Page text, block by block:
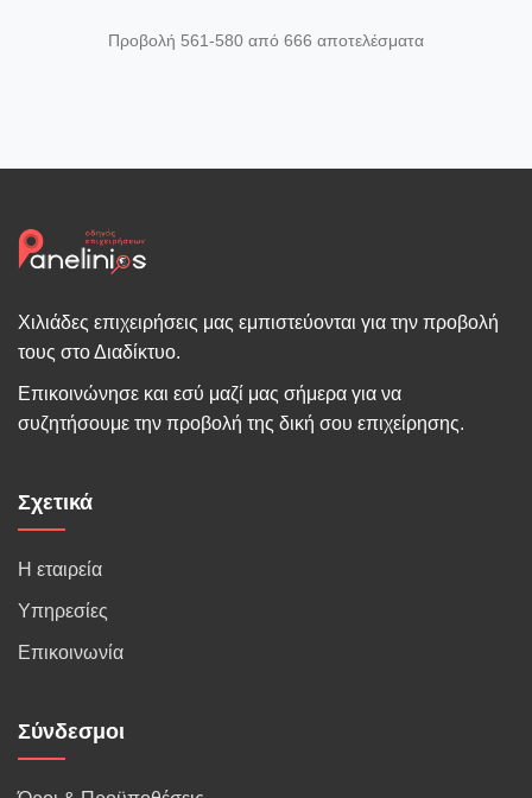
Προβολή 561-580 από 666 αποτελέσματα
Χιλιάδες επιχειρήσεις μας εμπιστεύονται για την προβολή
τους στο Διαδίκτυο.
Επικοινώνησε και εσύ μαζί μας σήμερα για να
συζητήσουμε την προβολή της δική σου επιχείρησης.
Σχετικά
Η εταιρεία
Υπηρεσίες
Επικοινωνία
Σύνδεσμοι